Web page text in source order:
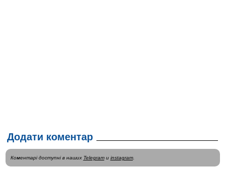
Додати коментар
Коментарі доступні в наших Telegramи instagram.